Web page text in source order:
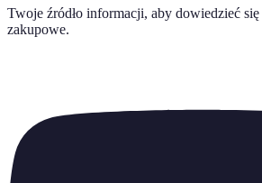
Twoje źródło informacji, aby dowiedzieć
zakupowe.